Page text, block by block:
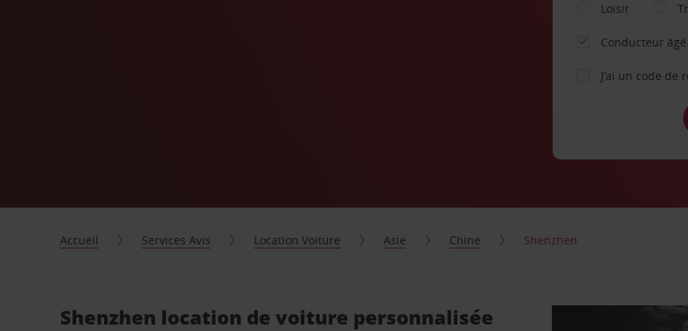
Loisir
Conducteur
J’ai un code de
Accueil Services Avis Location Voiture Asie Chine Shenzhen
Shenzhen location de voiture personnalisée